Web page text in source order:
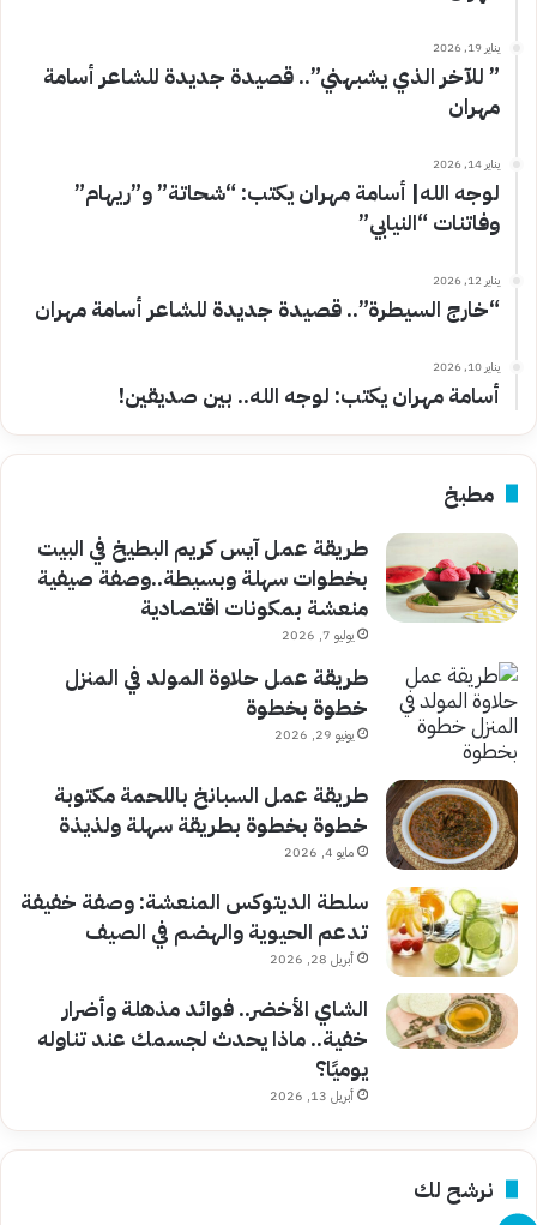
يناير 19, 2026
” للآخر الذي يشبهني”.. قصيدة جديدة للشاعر أسامة
مهران
يناير 14, 2026
لوجه الله| أسامة مهران يكتب: “شحاتة” و”ريهام”
وفاتنات “النيابي”
يناير 12, 2026
“خارج السيطرة”.. قصيدة جديدة للشاعر أسامة مهران
يناير 10, 2026
أسامة مهران يكتب: لوجه الله.. بين صديقين!
مطبخ
طريقة عمل آيس كريم البطيخ في البيت
بخطوات سهلة وبسيطة..وصفة صيفية
منعشة بمكونات اقتصادية
يوليو 7, 2026
طريقة عمل حلاوة المولد في المنزل
خطوة بخطوة
يونيو 29, 2026
طريقة عمل السبانخ باللحمة مكتوبة
خطوة بخطوة بطريقة سهلة ولذيذة
مايو 4, 2026
سلطة الديتوكس المنعشة: وصفة خفيفة
تدعم الحيوية والهضم في الصيف
أبريل 28, 2026
الشاي الأخضر.. فوائد مذهلة وأضرار
خفية.. ماذا يحدث لجسمك عند تناوله
يوميًا؟
أبريل 13, 2026
نرشح لك